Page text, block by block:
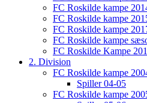
FC Roskilde kampe
FC Roskilde kampe
FC Roskilde kampe
FC Roskilde kampe
FC Roskilde Kampe
2. Division
FC Roskilde kampe
Spiller 04-05
FC Roskilde kampe